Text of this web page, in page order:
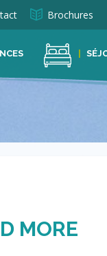
Brochures
MORE